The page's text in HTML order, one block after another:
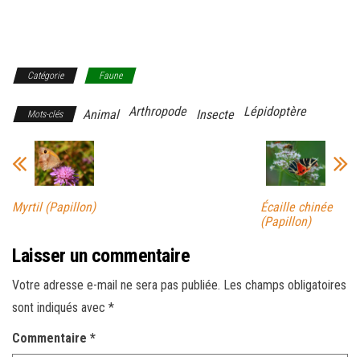
Catégorie Faune
Mots-clés Animal Arthropode Insecte Lépidoptère
Myrtil (Papillon)
Écaille chinée
(Papillon)
Laisser un commentaire
Votre adresse e-mail ne sera pas publiée. Les champs obligatoires
sont indiqués avec *
Commentaire *